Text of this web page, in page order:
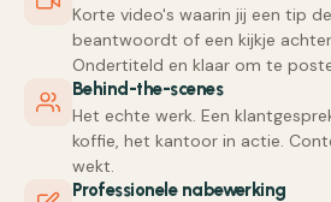
Korte video's waarin jij een tip
beantwoordt of een kijkje
Ondertiteld en klaar om te
Behind-the-scenes
Het echte werk. Een
koffie, het kantoor in actie.
wekt.
Professionele nabewerking